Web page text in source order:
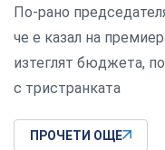
По-рано
че е казал на
изтеглят бюджета,
с тристранката
ПРОЧЕТИ ОЩЕ